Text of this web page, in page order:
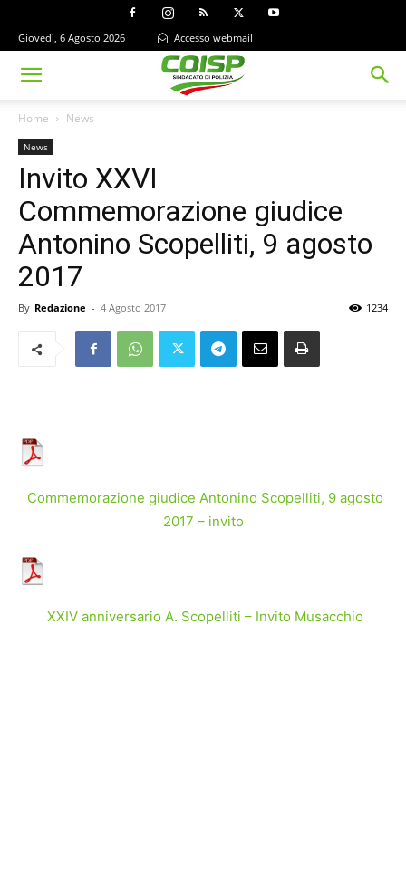
Giovedì, 6 Agosto 2026 Accesso webmail
Home News
News
Invito XXVI
Commemorazione giudice
Antonino Scopelliti, 9 agosto
2017
By Redazione - 4 Agosto 2017 1234
Commemorazione giudice Antonino Scopelliti, 9 agosto
2017 – invito
XXIV anniversario A. Scopelliti – Invito Musacchio